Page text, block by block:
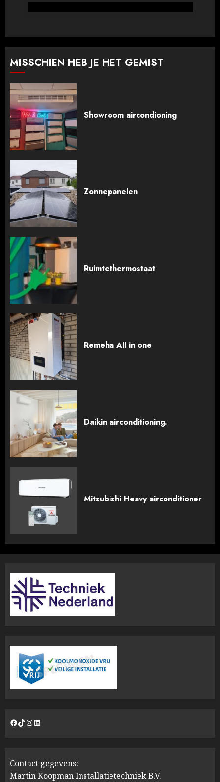
MISSCHIEN HEB JE HET GEMIST
Showroom aircondioning
Zonnepanelen
Ruimtethermostaat
Remeha All in one
Daikin airconditioning.
Mitsubishi Heavy airconditioner
Facebook
TikTok
Instagram
LinkedIn
Contact gegevens:
Martin Koopman Installatietechniek B.V.